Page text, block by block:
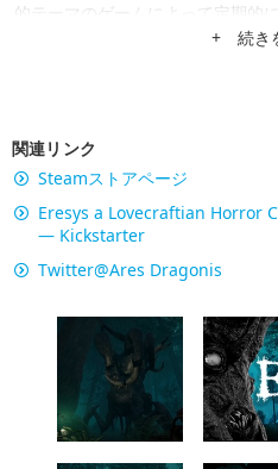
的テーマのゲームによって定期的
+ 続き
関連リンク
Steamストアページ
Eresys a Lovecraftian Horror
— Kickstarter
Twitter@Ares Dragonis